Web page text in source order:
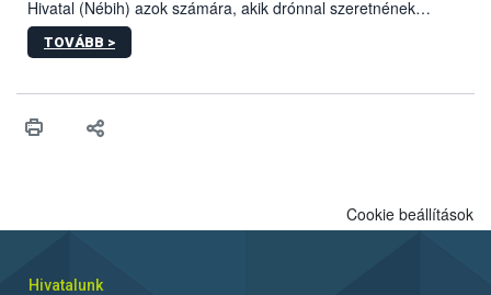
Hivatal (Nébih) azok számára, akik drónnal szeretnének
növényvédelmi vagy tápanyag-gazdálkodási tevékenységet
végezni Magyarországon. Az összefoglaló részletesen
műszaki és hatósági feltételek.
TOVÁBB >
Cookie beállítások
Hivatalunk